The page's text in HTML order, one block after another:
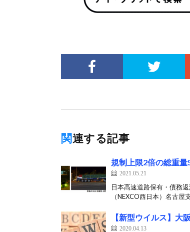
関連する記事
規制上限2倍の総重
2021.05.21
日本高速道路保有・債務
（NEXCO西日本）名古
【新型ウイルス】大
2020.04.13